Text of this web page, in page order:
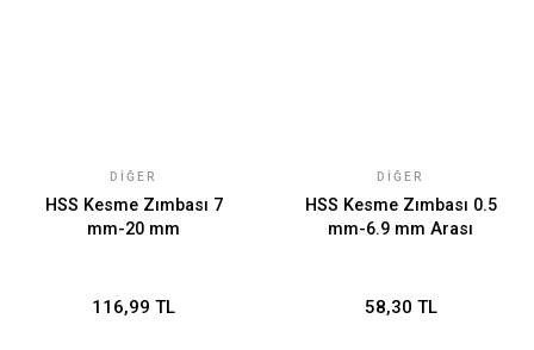
DIĞER
HSS Kesme Zımbası 7
mm-20 mm
116,99 TL
DIĞER
HSS Kesme Zımbası 0.5
mm-6.9 mm Arası
58,30 TL